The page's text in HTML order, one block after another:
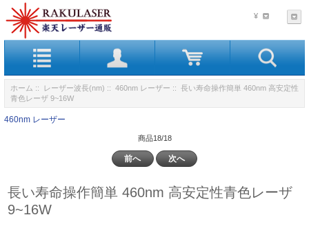
¥
ホーム :: レーザー波長(nm) :: 460nm レーザー :: 長い寿命操作簡単 460nm 高安定性
青色レーザ 9~16W
460nm レーザー
商品18/18
前へ 次へ
長い寿命操作簡単 460nm 高安定性青色レーザ
9~16W